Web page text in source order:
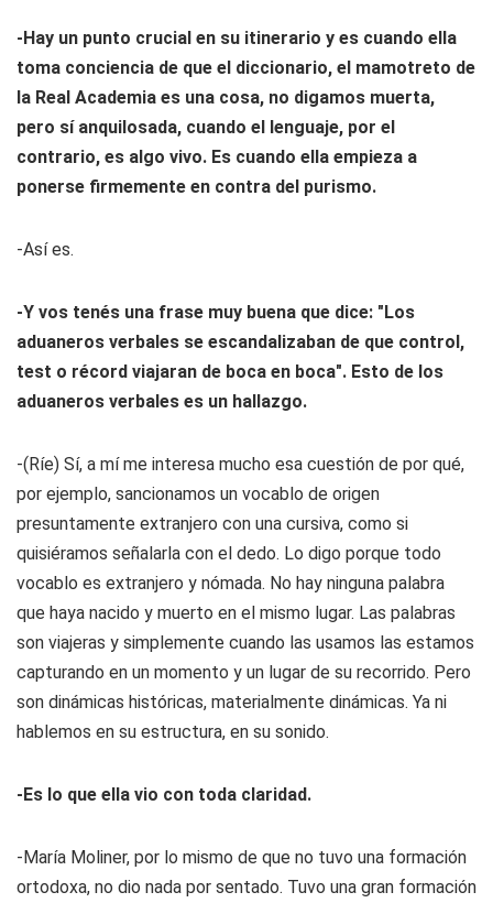
-Hay un punto crucial en su itinerario y es cuando ella
toma conciencia de que el diccionario, el mamotreto de
la Real Academia es una cosa, no digamos muerta,
pero sí anquilosada, cuando el lenguaje, por el
contrario, es algo vivo. Es cuando ella empieza a
ponerse firmemente en contra del purismo.
-Así es.
-Y vos tenés una frase muy buena que dice: "Los
aduaneros verbales se escandalizaban de que control,
test o récord viajaran de boca en boca". Esto de los
aduaneros verbales es un hallazgo.
-(Ríe) Sí, a mí me interesa mucho esa cuestión de por qué,
por ejemplo, sancionamos un vocablo de origen
presuntamente extranjero con una cursiva, como si
quisiéramos señalarla con el dedo. Lo digo porque todo
vocablo es extranjero y nómada. No hay ninguna palabra
que haya nacido y muerto en el mismo lugar. Las palabras
son viajeras y simplemente cuando las usamos las estamos
capturando en un momento y un lugar de su recorrido. Pero
son dinámicas históricas, materialmente dinámicas. Ya ni
hablemos en su estructura, en su sonido.
-Es lo que ella vio con toda claridad.
-María Moliner, por lo mismo de que no tuvo una formación
ortodoxa, no dio nada por sentado. Tuvo una gran formación